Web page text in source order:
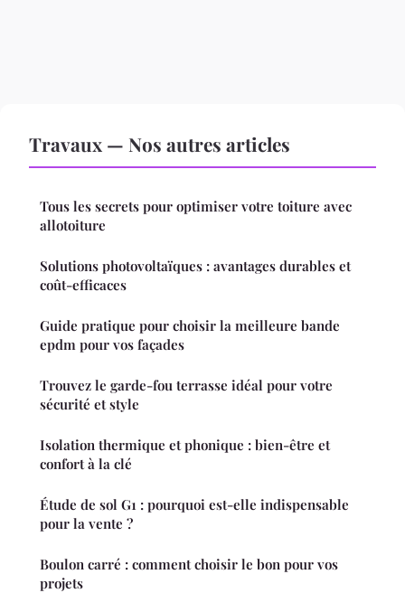
Travaux — Nos autres articles
Tous les secrets pour optimiser votre toiture avec
allotoiture
Solutions photovoltaïques : avantages durables et
coût-efficaces
Guide pratique pour choisir la meilleure bande
epdm pour vos façades
Trouvez le garde-fou terrasse idéal pour votre
sécurité et style
Isolation thermique et phonique : bien-être et
confort à la clé
Étude de sol G1 : pourquoi est-elle indispensable
pour la vente ?
Boulon carré : comment choisir le bon pour vos
projets